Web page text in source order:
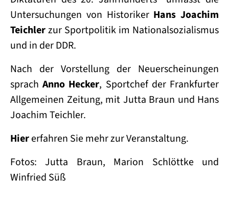
Untersuchungen von Historiker Hans Joachim
Teichlerzur Sportpolitik im Nationalsozialismus
und in der DDR.
Nach der Vorstellung der Neuerscheinungen
sprachAnno Hecker, Sportchef der Frankfurter
Allgemeinen Zeitung, mit Jutta Braun und Hans
Joachim Teichler.
Hiererfahren Sie mehr zur Veranstaltung.
Fotos: Jutta Braun, Marion Schlöttke und
Winfried Süß